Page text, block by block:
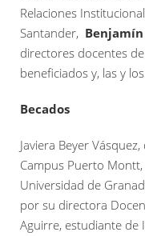
Relaciones
Santander,
directores docentes
beneficiados y, las y
Becados
Javiera Beyer
Campus Puerto
Universidad de
por su directora
Aguirre, estudiante de